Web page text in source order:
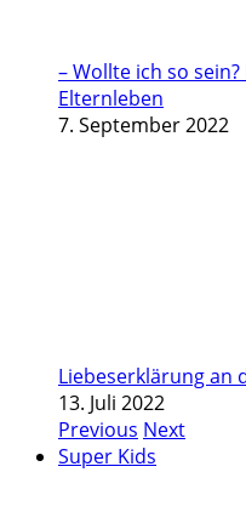
– Wollte ich so
Elternleben
7. September 2022
Liebeserklärung an
13. Juli 2022
Previous Next
Super Kids